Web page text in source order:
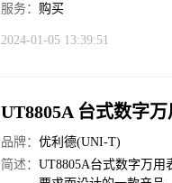
服务： 购买
2024-01-05 13:39:51
UT8805A 台式数字
品牌： 优利德(UNI-T)
简述： UT8805A台式数字万